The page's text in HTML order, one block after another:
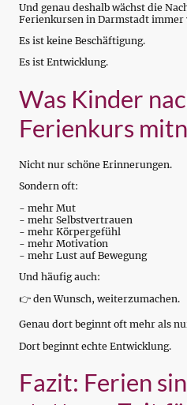
Und genau deshalb wächst die
Ferienkursen in Darmstadt immer
Es ist keine Beschäftigung.
Es ist Entwicklung.
Was Kinder
Ferienkurs
Nicht nur schöne Erinnerungen.
Sondern oft:
- mehr Mut
- mehr Selbstvertrauen
- mehr Körpergefühl
- mehr Motivation
- mehr Lust auf Bewegung
Und häufig auch:
👉 den Wunsch, weiterzumachen.
Genau dort beginnt oft mehr als
Dort beginnt echte Entwicklung.
Fazit: Ferien